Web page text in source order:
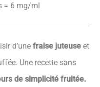
= 6 mg/ml
d’une fraise juteuse et
Une recette sans
de simplicité fruitée.